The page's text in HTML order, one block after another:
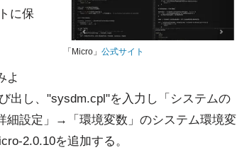
「Micro」 公式サイト
に保
よ
出し、"sysdm.cpl"を入力し「システムの
細設定」→「環境変数」のシステム環境変
2.0.10を追加する。